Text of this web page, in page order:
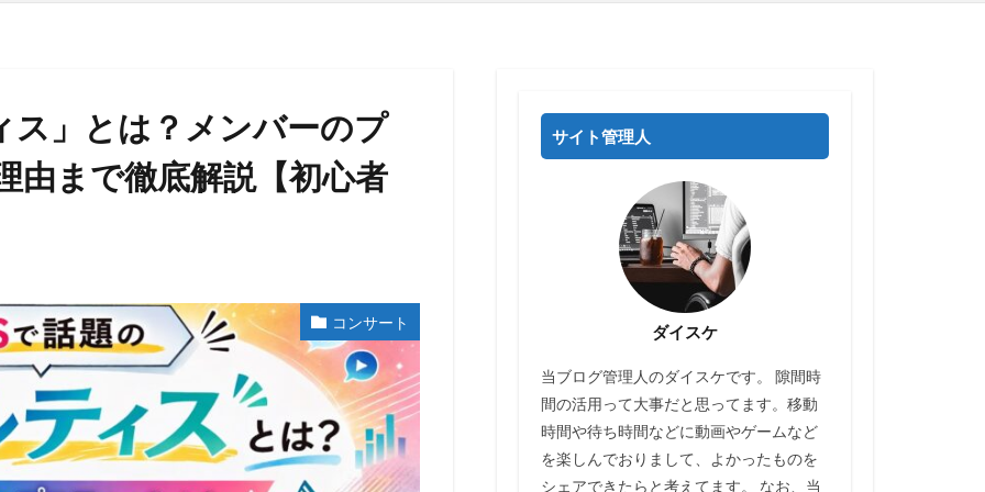
ス」とは？メンバーのプ
由まで徹底解説【初心者
コンサート
サイト管理人
ダイスケ
当ブログ管理人のダイスケです。 隙間時
間の活用って大事だと思ってます。移動
時間や待ち時間などに動画やゲームなど
を楽しんでおりまして、よかったものを
シェアできたらと考えてます。 なお、当